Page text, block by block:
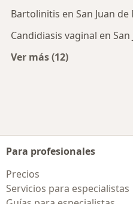
Bartolinitis en San Juan
Candidiasis vaginal en
Ver más (12)
Para profesionales
Precios
Servicios para especialistas